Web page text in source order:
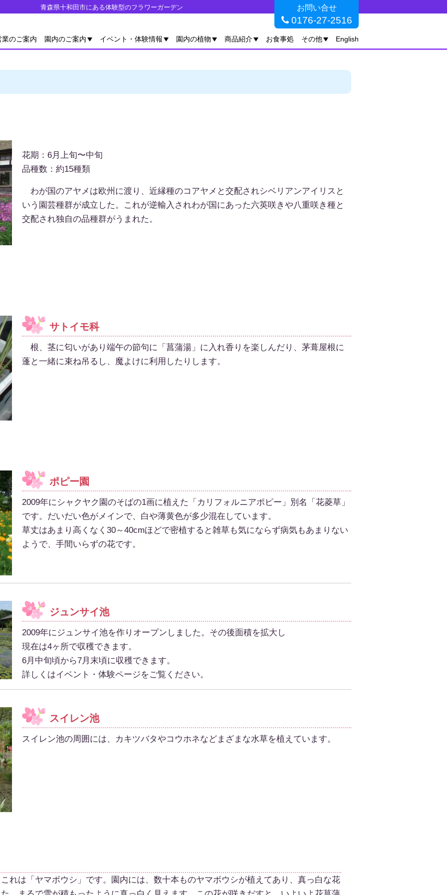
青森県十和田市にある体験型のフラワーガーデン お問い合せ
0176-27-2516
業のご案内 園内のご案内 イベント・体験情報 園内の植物 商品紹介 お食事処 その他 English
花期： 6月上旬〜中旬
品種数： 約15種類
わが国のアヤメは欧州に渡り、近縁種のコアヤメと交配されシベリアンアイリスと
いう園芸種群が成立した。これが逆輸入されわが国にあった六英咲きや八重咲き種と
交配され独自の品種群がうまれた。
サトイモ科
根、茎に匂いがあり端午の節句に「菖蒲湯」に入れ香りを楽しんだり、茅葺屋根に
蓬と一緒に束ね吊るし、魔よけに利用したりします。
ポピー園
2009年にシャクヤク園のそばの1画に植えた「カリフォルニアポピー」別名「花菱草」
です。だいだい色がメインで、白や薄黄色が多少混在しています。
草丈はあまり高くなく30～40cmほどで密植すると雑草も気にならず病気もあまりない
ようで、手間いらずの花です。
ジュンサイ池
2009年にジュンサイ池を作りオープンしました。その後面積を拡大し
現在は4ヶ所で収穫できます。
6月中旬頃から7月末頃に収穫できます。
詳しくはイベント・体験ページをご覧ください。
スイレン池
スイレン池の周囲には、カキツバタやコウホネなどまざまな水草を植えています。
は「ヤマボウシ」です。園内には、数十本ものヤマボウシが植えてあり、真っ白な花